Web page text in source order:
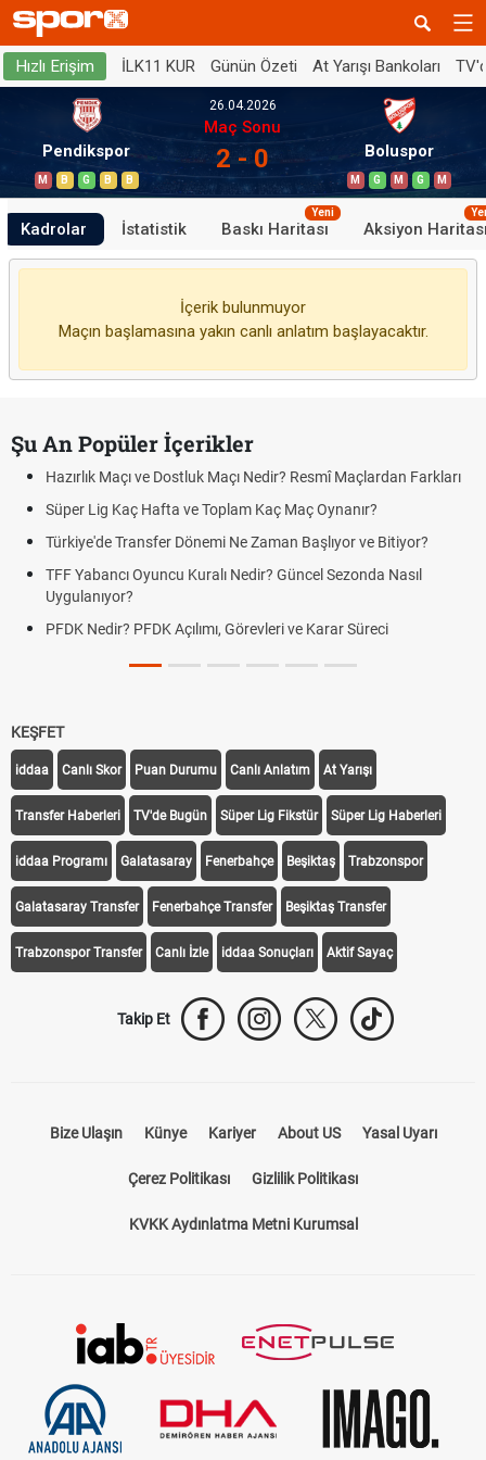
Hızlı Erişim İLK11 KUR Günün Özeti At Yarışı Bankoları
Pendikspor
M B G B B
26.04.2026
Maç Sonu
2 - 0 Boluspor
M G M G M
Kadrolar İstatistik Baskı Haritası
Yeni
Aksiyon
İçerik bulunmuyor
Maçın başlamasına yakın canlı anlatım başlayacaktır.
Şu An Popüler İçerikler
Hazırlık Maçı ve Dostluk Maçı Nedir? Resmî Maçlardan Farkları
Süper Lig Kaç Hafta ve Toplam Kaç Maç Oynanır?
Türkiye'de Transfer Dönemi Ne Zaman Başlıyor ve Bitiyor?
TFF Yabancı Oyuncu Kuralı Nedir? Güncel Sezonda Nasıl
Uygulanıyor?
PFDK Nedir? PFDK Açılımı, Görevleri ve Karar Süreci
KEŞFET
iddaa Canlı Skor Puan Durumu Canlı Anlatım At Yarışı
Transfer Haberleri TV'de Bugün Süper Lig Fikstür Süper Lig Haberleri
iddaa Programı Galatasaray Fenerbahçe Beşiktaş Trabzonspor
Galatasaray Transfer Fenerbahçe Transfer Beşiktaş Transfer
Trabzonspor Transfer Canlı İzle iddaa Sonuçları Aktif Sayaç
Takip Et
Bize Ulaşın Künye Kariyer About US Yasal Uyarı
Çerez Politikası Gizlilik Politikası
KVKK Aydınlatma Metni Kurumsal